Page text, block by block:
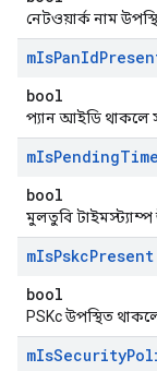
নেটওয়ার্ক নাম
mIsPanId
bool
প্যান আইডি থাকলে
mIsPending
bool
মুলতুবি টাইমস্ট্যাম্প
mIsPskcPresent
bool
PSKc উপস্থিত
mIsSecurity